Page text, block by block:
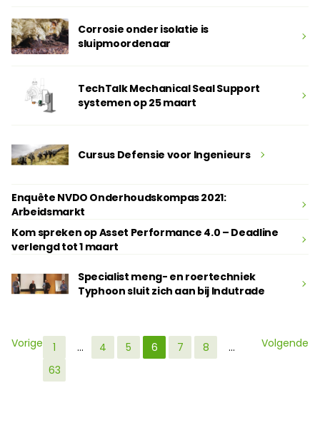
Corrosie onder isolatie is
sluipmoordenaar
TechTalk Mechanical Seal Support
systemen op 25 maart
Cursus Defensie voor Ingenieurs
Enquête NVDO Onderhoudskompas 2021:
Arbeidsmarkt
Kom spreken op Asset Performance 4.0 – Deadline
verlengd tot 1 maart
Specialist meng- en roertechniek
Typhoon sluit zich aan bij Indutrade
Vorige 1 … 4 5 6 7 8
…
63
Volgende